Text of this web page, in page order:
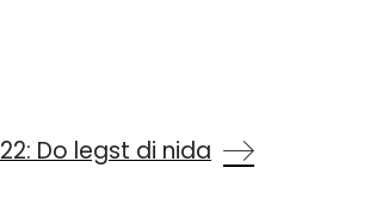
Do legst di nida